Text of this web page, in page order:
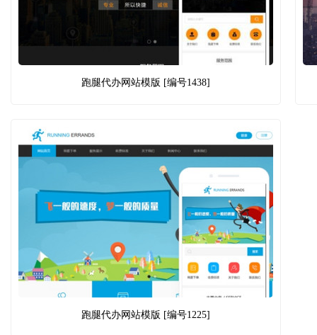
跑腿代办网站模版 [编号1438]
跑腿代办网站模版 [编号1225]